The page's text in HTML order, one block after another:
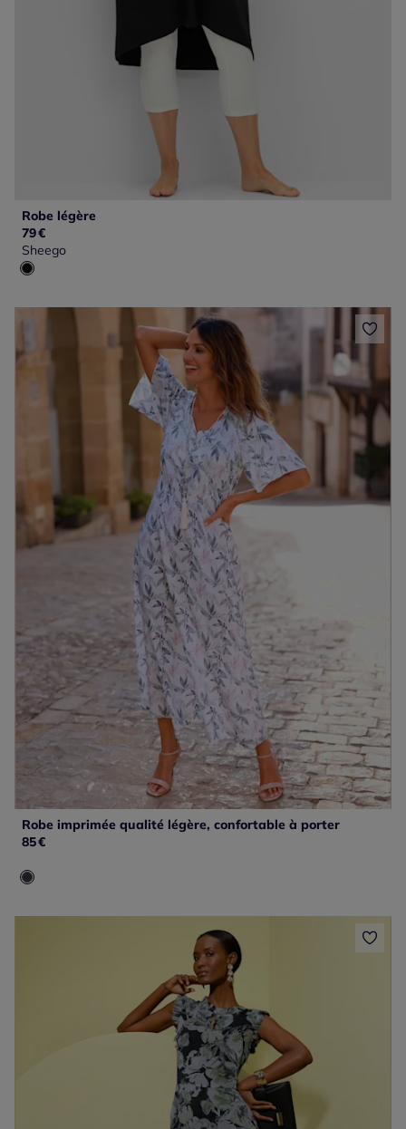
Robe légère
79€
Sheego
Robe imprimée qualité légère, confortable à porter
85€